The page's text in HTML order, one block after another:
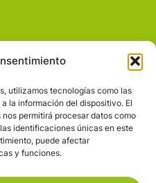
utilizamos tecnologías como las
la información del dispositivo. El
permitirá procesar datos como
identificaciones únicas en este
puede afectar
y funciones.